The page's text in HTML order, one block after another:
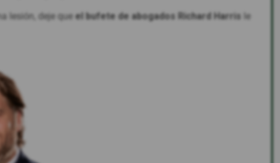
lesión, deje que el bufete de abogados Richard Harris le